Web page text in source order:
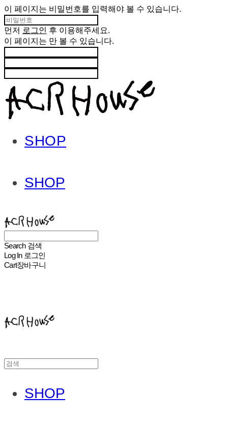
이 페이지는 비밀번호를 입력해야 볼 수 있습니다.
먼저 로그인 후 이용해주세요.
이 페이지는 만 볼 수 있습니다.
SHOP
SHOP
Search 검색
Log In 로그인
Cart장바구니
SHOP